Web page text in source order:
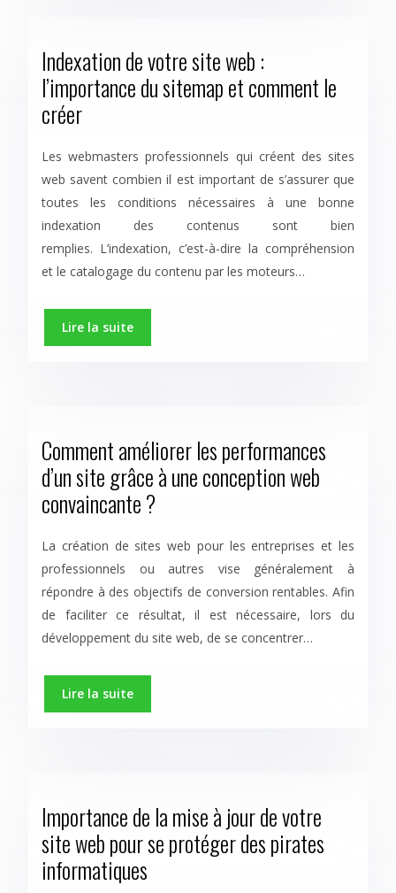
Indexation de votre site web :
l’importance du sitemap et comment le
créer
Les webmasters professionnels qui créent des sites
web savent combien il est important de s’assurer que
toutes les conditions nécessaires à une bonne
indexation des contenus sont bien
remplies. L’indexation, c’est-à-dire la compréhension
et le catalogage du contenu par les moteurs…
Lire la suite
Comment améliorer les performances
d’un site grâce à une conception web
convaincante ?
La création de sites web pour les entreprises et les
professionnels ou autres vise généralement à
répondre à des objectifs de conversion rentables. Afin
de faciliter ce résultat, il est nécessaire, lors du
développement du site web, de se concentrer…
Lire la suite
Importance de la mise à jour de votre
site web pour se protéger des pirates
informatiques